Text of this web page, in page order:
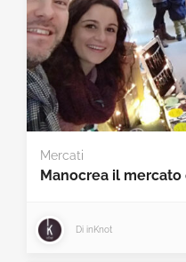
Mercati
Manocrea il
Di inKnot